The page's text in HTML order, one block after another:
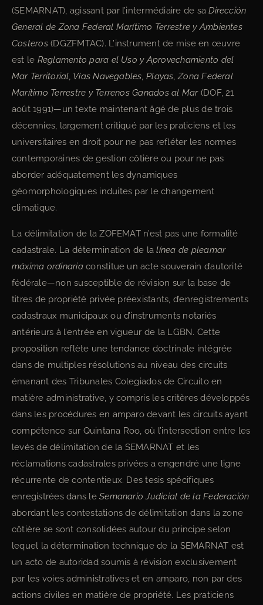
(SEMARNAT), agissant par l’intermédiaire de saDirección
General de Zona Federal Marítimo Terrestre y Ambientes
Costeros(DGZFMTAC). L’instrument de mise en œuvre
est le Reglamento para el Uso y Aprovechamiento del
Mar Territorial, Vías Navegables, Playas, Zona Federal
Marítimo Terrestre y Terrenos Ganados al Mar(DOF, 21
août 1991)—un texte maintenant âgé de plus de trois
décennies, largement critiqué par les praticiens et les
universitaires en droit pour ne pas refléter les normes
contemporaines de gestion côtière ou pour ne pas
aborder adéquatement les dynamiques
géomorphologiques induites par le changement
climatique.
La délimitation de la ZOFEMAT n’est pas une formalité
cadastrale. La détermination de lalínea de pleamar
máxima ordinariaconstitue un acte souverain d’autorité
fédérale—non susceptible de révision sur la base de
titres de propriété privée préexistants, d’enregistrements
cadastraux municipaux ou d’instruments notariés
antérieurs à l’entrée en vigueur de la LGBN. Cette
proposition reflète une tendance doctrinale intégrée
dans de multiples résolutions au niveau des circuits
émanant des Tribunales Colegiados de Circuito en
matière administrative, y compris les critères développés
dans les procédures en amparo devant les circuits ayant
compétence sur Quintana Roo, où l’intersection entre les
levés de délimitation de la SEMARNAT et les
réclamations cadastrales privées a engendré une ligne
récurrente de contentieux. Des tesis spécifiques
enregistrées dans leSemanario Judicial de la Federación
abordant les contestations de délimitation dans la zone
côtière se sont consolidées autour du principe selon
lequel la détermination technique de la SEMARNAT est
un acto de autoridad soumis à révision exclusivement
par les voies administratives et en amparo, non par des
actions civiles en matière de propriété. Les praticiens